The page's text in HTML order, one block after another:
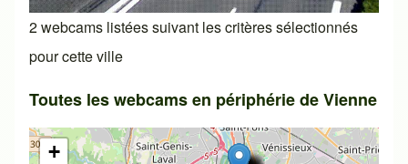
2 webcams listées suivant les critères sélectionnés
pour cette ville
Toutes les webcams en périphérie de Vienne
+